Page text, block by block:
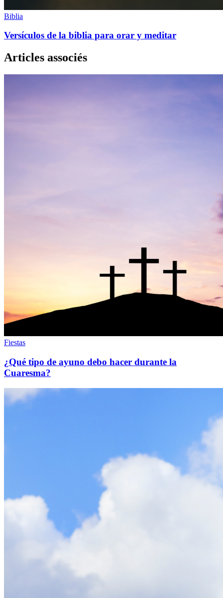
Biblia
Versículos de la biblia para orar y meditar
Articles associés
Fiestas
¿Qué tipo de ayuno debo hacer durante la
Cuaresma?